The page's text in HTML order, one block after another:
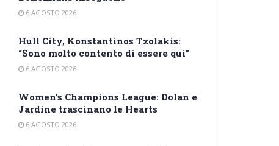
6 AGOSTO 2026
Hull City, Konstantinos Tzolakis:
“Sono molto contento di essere qui”
6 AGOSTO 2026
Women’s Champions League: Dolan e
Jardine trascinano le Hearts
6 AGOSTO 2026